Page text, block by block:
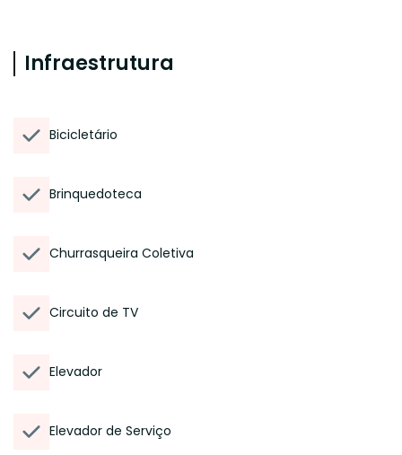
Infraestrutura
Bicicletário
Brinquedoteca
Churrasqueira Coletiva
Circuito de TV
Elevador
Elevador de Serviço